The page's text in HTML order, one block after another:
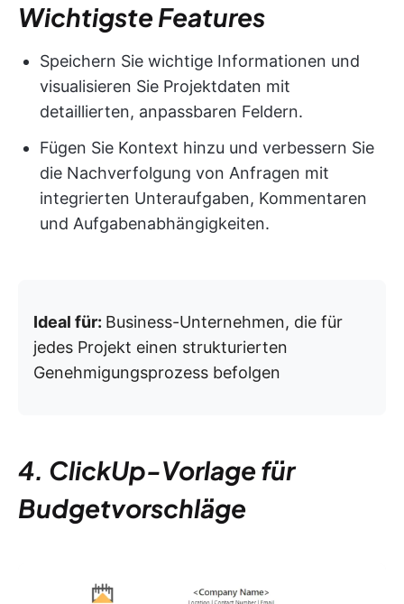
Wichtigste Features
Speichern Sie wichtige Informationen und
visualisieren Sie Projektdaten mit
detaillierten, anpassbaren Feldern.
Fügen Sie Kontext hinzu und verbessern Sie
die Nachverfolgung von Anfragen mit
integrierten Unteraufgaben, Kommentaren
und Aufgabenabhängigkeiten.
Ideal für: Business-Unternehmen, die für
jedes Projekt einen strukturierten
Genehmigungsprozess befolgen
4. ClickUp-Vorlage für
Budgetvorschläge